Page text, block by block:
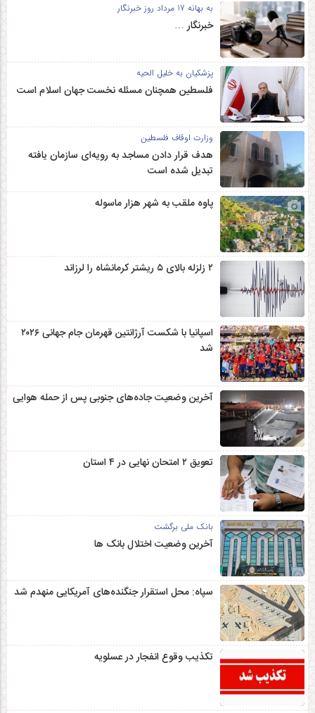
به بهانه 17 مرداد روز خبرنگار
خبرنگار …
پزشکیان به خلیل الحیه
فلسطین همچنان مسئله نخست جهان اسلام است
وزارت اوقاف فلسطین
هدف قرار دادن مساجد به رویه‌ای سازمان‌ یافته
تبدیل شده است
پاوه ملقب به شهر هزار ماسوله
۲ زلزله‌ بالای ۵ ریشتر کرمانشاه را لرزاند
اسپانیا با شکست آرژانتین قهرمان جام جهانی ۲۰۲۶
شد
آخرین وضعیت جاده‌های جنوبی پس از حمله هوایی
تعویق ۲ امتحان نهایی در ۴ استان
بانک ملی برگشت
آخرین وضعیت اختلال بانک ها
سپاه: محل استقرار جنگنده‌های آمریکایی منهدم شد
تکذیب وقوع انفجار در عسلویه